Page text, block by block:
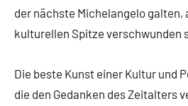
der nächste Michelangelo galten,
kulturellen Spitze verschwunden
Die beste Kunst einer Kultur und
die den Gedanken des Zeitalters